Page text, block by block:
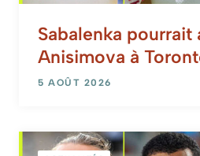
Sabalenka pourrait
Anisimova à
5 AOÛT 2026